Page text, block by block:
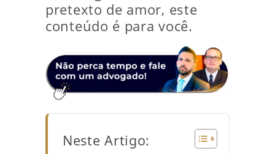
pretexto de amor, este
conteúdo é para você.
Neste Artigo: